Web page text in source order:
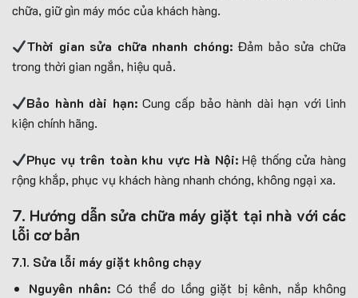
chữa, giữ gìn máy móc của khách hàng.
Thời gian sửa chữa nhanh chóng:Đảm bảo sửa chữa
trong thời gian ngắn, hiệu quả.
Bảo hành dài hạn: Cung cấp bảo hành dài hạn với linh
kiện chính hãng.
Phục vụ trên toàn khu vực Hà Nội:Hệ thống cửa hàng
rộng khắp, phục vụ khách hàng nhanh chóng, không ngại xa.
7. Hướng dẫn sửa chữa máy giặt tại nhà với các
lỗi cơ bản
7.1. Sửa lỗi máy giặt không chạy
Nguyên nhân: Có thể do lồng giặt bị kênh, nắp không